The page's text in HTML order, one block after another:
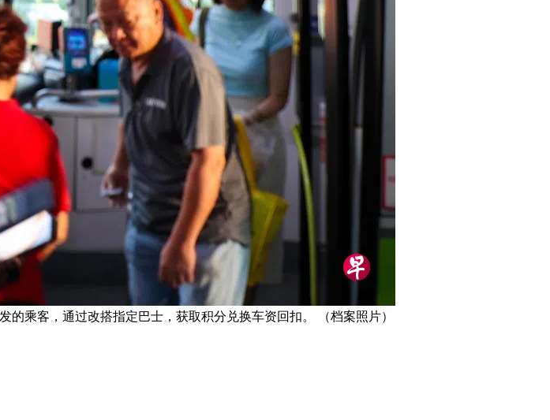
乘客，通过改搭指定巴士，获取积分兑换车资回扣。 （档案照片）